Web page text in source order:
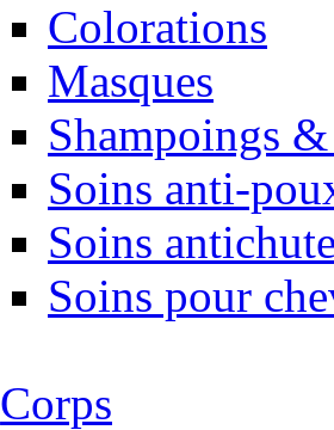
Colorations
Masques
Shampoings
Soins anti-
Soins
Soins pour
Corps